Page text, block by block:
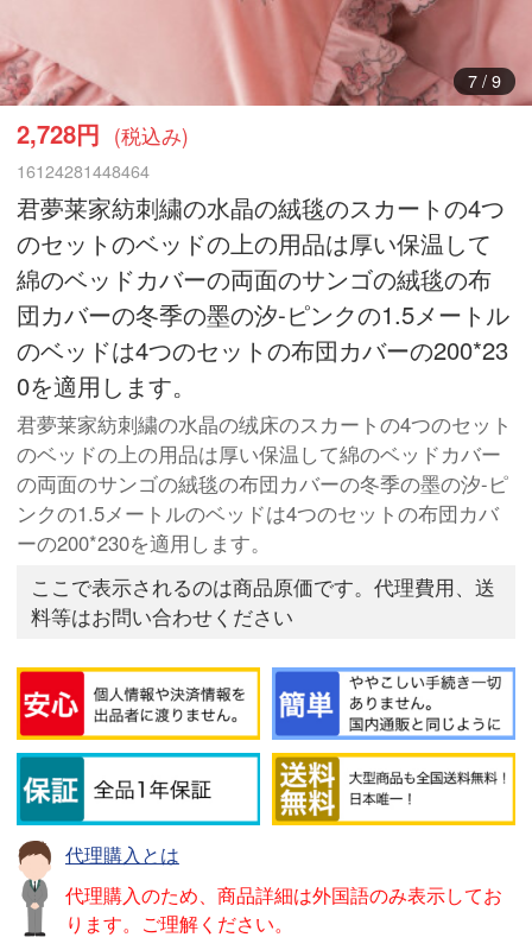
8/ 9
2,728円 (税込み)
16124281448464
君夢莱家紡刺繍の水晶の絨毯のスカートの4つ
のセットのベッドの上の用品は厚い保温して
綿のベッドカバーの両面のサンゴの絨毯の布
団カバーの冬季の墨の汐-ピンクの1.5メートル
のベッドは4つのセットの布団カバーの200*23
0を適用します。
君夢莱家紡刺繍の水晶の绒床のスカートの4つのセット
のベッドの上の用品は厚い保温して綿のベッドカバー
の両面のサンゴの絨毯の布団カバーの冬季の墨の汐-ピ
ンクの1.5メートルのベッドは4つのセットの布団カバ
ーの200*230を適用します。
ここで表示されるのは商品原価です。代理費用、送
料等はお問い合わせください
代理購入とは
代理購入のため、商品詳細は外国語のみ表示してお
ります。ご理解ください。